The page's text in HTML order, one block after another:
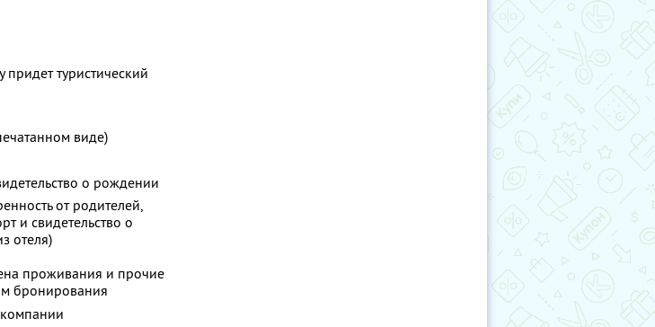
туристический
виде)
о рождении
от родителей,
и свидетельство о
отеля)
проживания и прочие
бронирования